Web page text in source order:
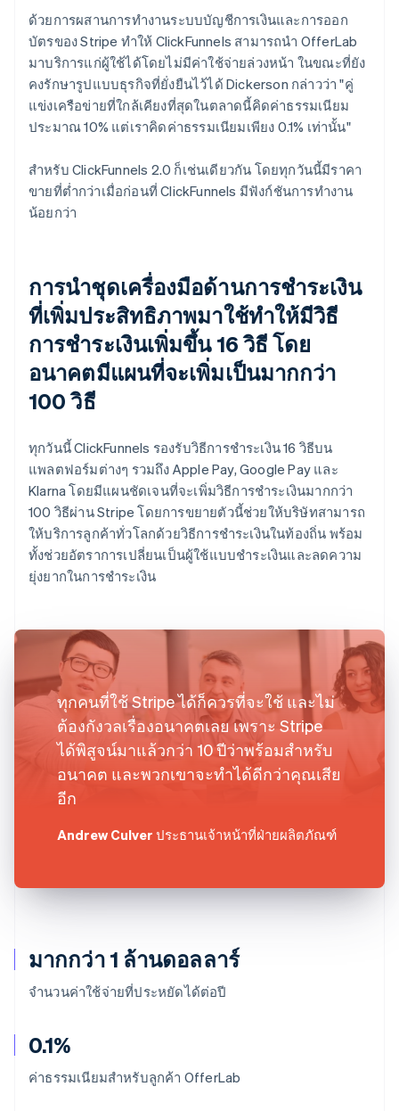
มากกว่า 1 ล้านดอลลาร์
จำนวนค่าใช้จ่ายที่ประหยัดได้ต่อปี
0.1%
ค่าธรรมเนียมสำหรับลูกค้า OfferLab
ด้วยการผสานการทำงานระบบบัญชีการเงินและการออก
บัตรของ Stripe ทำให้ ClickFunnels สามารถนำ OfferLab
มาบริการแก่ผู้ใช้ได้โดยไม่มีค่าใช้จ่ายล่วงหน้า ในขณะที่ยัง
คงรักษารูปแบบธุรกิจที่ยั่งยืนไว้ได้ Dickerson กล่าวว่า "คู่
แข่งเครือข่ายที่ใกล้เคียงที่สุดในตลาดนี้คิดค่าธรรมเนียม
ประมาณ 10% แต่เราคิดค่าธรรมเนียมเพียง 0.1% เท่านั้น"
สำหรับ ClickFunnels 2.0 ก็เช่นเดียวกัน โดยทุกวันนี้มีราคา
ขายที่ต่ำกว่าเมื่อก่อนที่ ClickFunnels มีฟังก์ชันการทำงาน
น้อยกว่า
การนำชุดเครื่องมือด้านการชำระเงิน
ที่เพิ่มประสิทธิภาพมาใช้ทำให้มีวิธี
การชำระเงินเพิ่มขึ้น 16 วิธี โดย
อนาคตมีแผนที่จะเพิ่มเป็นมากกว่า
100 วิธี
ทุกวันนี้ ClickFunnels รองรับวิธีการชำระเงิน 16 วิธีบน
แพลตฟอร์มต่างๆ รวมถึง Apple Pay, Google Pay และ
Klarna โดยมีแผนชัดเจนที่จะเพิ่มวิธีการชำระเงินมากกว่า
100 วิธีผ่าน Stripe โดยการขยายตัวนี้ช่วยให้บริษัทสามารถ
ให้บริการลูกค้าทั่วโลกด้วยวิธีการชำระเงินในท้องถิ่น พร้อม
ทั้งช่วยอัตราการเปลี่ยนเป็นผู้ใช้แบบชำระเงินและลดความ
ยุ่งยากในการชำระเงิน
ทุกคนที่ใช้ Stripe ได้ก็ควรที่จะใช้ และไม่
ต้องกังวลเรื่องอนาคตเลย เพราะ Stripe
ได้พิสูจน์มาแล้วกว่า 10 ปีว่าพร้อมสำหรับ
อนาคต และพวกเขาจะทำได้ดีกว่าคุณเสีย
อีก
Andrew Culver ประธานเจ้าหน้าที่ฝ่ายผลิตภัณฑ์